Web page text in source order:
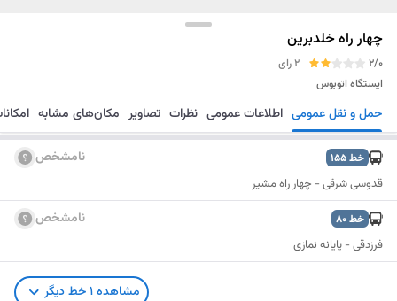
چهار راه خلدبرین
2/0
2 رای
ایستگاه اتوبوس
مسیریابی ذخیره ارسال حمل و نقل عمومی اطلاعات عمومی نظرات تصاویر مکان‌های مشابه
خط155 نامشخص
قدوسی شرقی - چهار راه مشیر
خط80 نامشخص
فرزدقی - پایانه نمازی
مشاهده1خط دیگر